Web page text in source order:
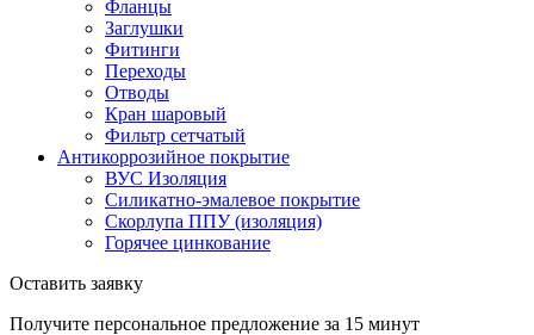
Фланцы
Заглушки
Фитинги
Переходы
Отводы
Кран шаровый
Фильтр сетчатый
Антикоррозийное покрытие
ВУС Изоляция
Силикатно-эмалевое покрытие
Скорлупа ППУ (изоляция)
Горячее цинкование
Оставить заявку
Получите персональное предложение за 15 минут